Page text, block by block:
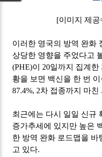
[이미지 제공
이러한 영국의 방역 완화
상당한 영향을 주었다고
(PHE)이 20일까지 집계한
황을 보면 백신을 한 번
87.4%, 2차 접종까지 마친
최근에는 다시 일일 신규
증가추세에 있지만 높은
한 방역 완화 로드맵을
고 있다.